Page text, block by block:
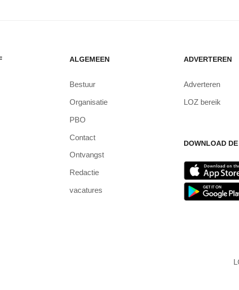
ALGEMEEN
Bestuur
Organisatie
PBO
Contact
Ontvangst
Redactie
vacatures
ADVERTEREN
Adverteren
LOZ bereik
DOWNLOAD